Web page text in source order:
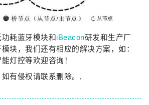
耗蓝牙模块和iBeacon研发和生产厂
块，我们还有相应的解决方案，如：
灯控等欢迎咨询！
有侵权请联系删除。,